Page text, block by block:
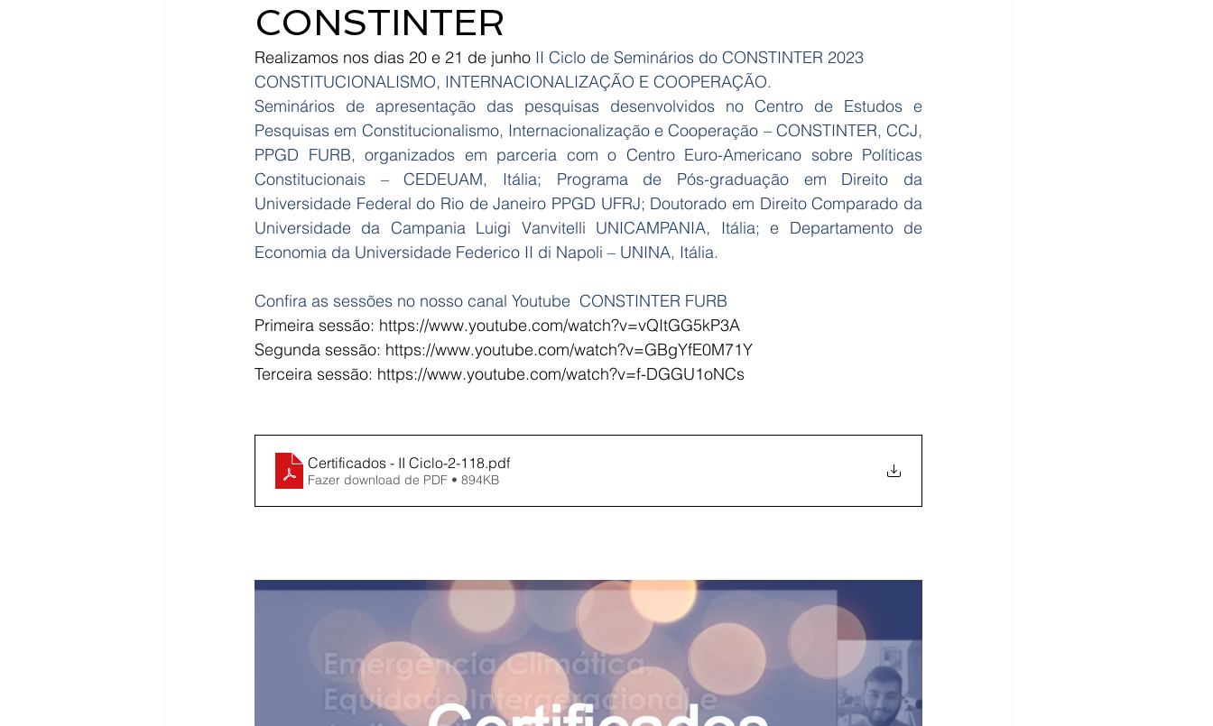
CONSTINTER
Realizamos nos dias 20 e 21 de junho II Ciclo de Seminários do CONSTINTER 2023
CONSTITUCIONALISMO, INTERNACIONALIZAÇÃO E COOPERAÇÃO.
Seminários de apresentação das pesquisas desenvolvidos no Centro de Estudos e
Pesquisas em Constitucionalismo, Internacionalização e Cooperação – CONSTINTER, CCJ,
PPGD FURB, organizados em parceria com o Centro Euro-Americano sobre Políticas
Constitucionais – CEDEUAM, Itália; Programa de Pós-graduação em Direito da
Universidade Federal do Rio de Janeiro PPGD UFRJ; Doutorado em Direito Comparado da
Universidade da Campania Luigi Vanvitelli UNICAMPANIA, Itália; e Departamento de
Economia da Universidade Federico II di Napoli – UNINA, Itália.
Confira as sessões no nosso canal Youtube  CONSTINTER FURB
Primeira sessão: https://www.youtube.com/watch?v=vQItGG5kP3A
Segunda sessão: https://www.youtube.com/watch?v=GBgYfE0M71Y
Terceira sessão: https://www.youtube.com/watch?v=f-DGGU1oNCs
Certificados - II Ciclo-2-118.pdf
Fazer download de PDF • 894KB